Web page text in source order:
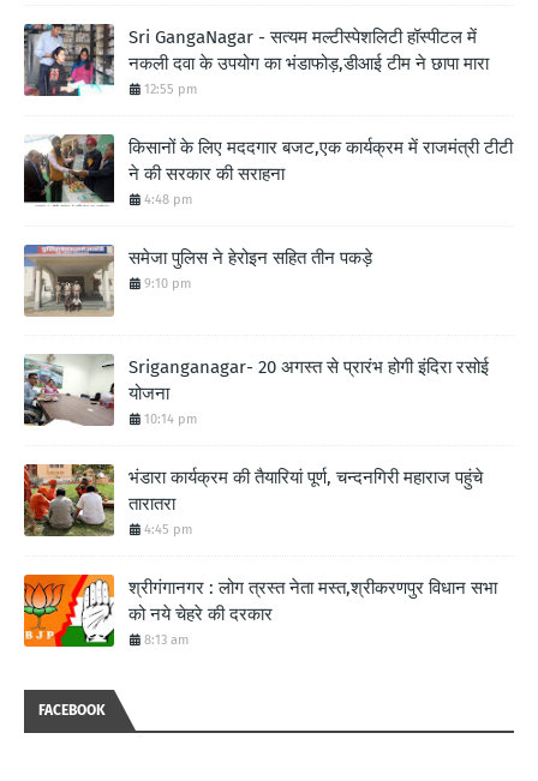
Sri GangaNagar - सत्यम मल्टीस्पेशलिटी हॉस्पीटल में
नकली दवा के उपयोग का भंडाफोड़,डीआई टीम ने छापा मारा
12:55 pm
किसानों के लिए मददगार बजट,एक कार्यक्रम में राजमंत्री टीटी
ने की सरकार की सराहना
4:48 pm
समेजा पुलिस ने हेरोइन सहित तीन पकड़े
9:10 pm
Sriganganagar- 20 अगस्त से प्रारंभ होगी इंदिरा रसोई
योजना
10:14 pm
भंडारा कार्यक्रम की तैयारियां पूर्ण, चन्दनगिरी महाराज पहुंचे
तारातरा
4:45 pm
श्रीगंगानगर : लोग त्रस्त नेता मस्त,श्रीकरणपुर विधान सभा
को नये चेहरे की दरकार
8:13 am
FACEBOOK